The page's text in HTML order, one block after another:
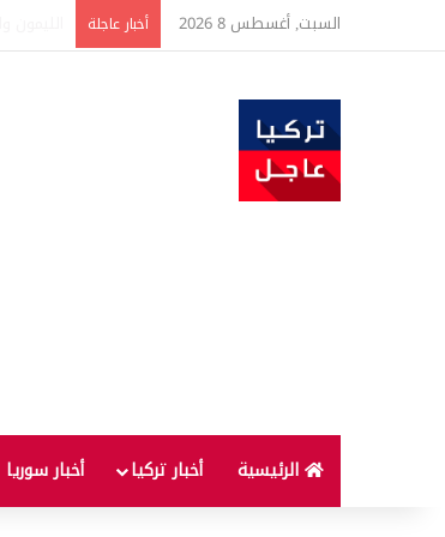
السبت, أغسطس 8 2026 أخبار عاجلة
الرئيسية أخبار تركيا أخبار سوريا